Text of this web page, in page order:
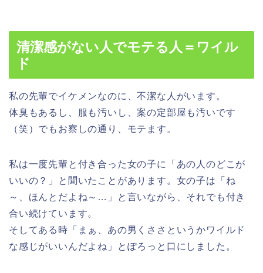
清潔感がない人でモテる人＝ワイル
ド
私の先輩でイケメンなのに、不潔な人 がいます。
体臭もあるし、服も汚いし、案の定部屋も汚いです
（笑）でもお察しの通り、 モテます。
私は一度先輩と付き合った女の子に「あの人のどこが
いいの？」と聞いたことがあります。女の子は「ね
～、ほんとだよね～…」と言いながら、それでも付き
合い続けています。
そしてある時「まぁ、あの男くささというかワイルド
な感じがいいんだよね」とぽろっと口にしました。